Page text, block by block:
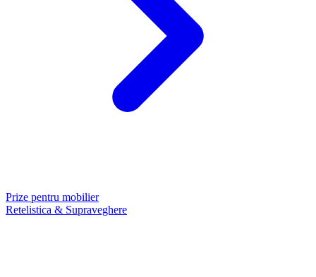
Prize pentru mobilier
Retelistica & Supraveghere